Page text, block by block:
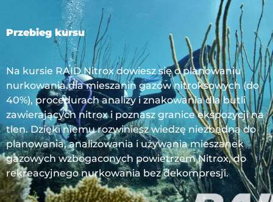
Przebieg kursu
Na kursie RAID Nitrox dowiesz się o planowaniu
nurkowania dla mieszanin gazów nitroksowych (do
40%), procedurach analizy i znakowania dla butli
zawierających nitrox i poznasz granice ekspozycji na
tlen. Dzięki niemu rozwiniesz wiedzę niezbędną do
planowania, analizowania i używania mieszanek
gazowych wzbogaconych powietrzem Nitrox, do
rekreacyjnego nurkowania bez dekompresji.